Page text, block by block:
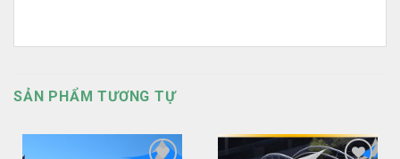
SẢN PHẨM TƯƠNG TỰ